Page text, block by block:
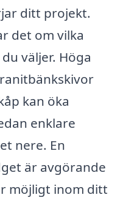
ditt projekt.
det om vilka
väljer. Höga
kan öka
enklare
nere. En
är avgörande
möjligt inom ditt